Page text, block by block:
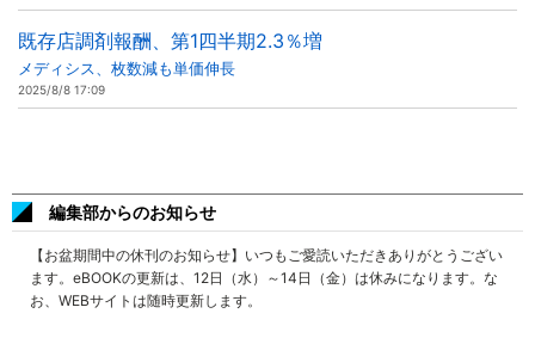
既存店調剤報酬、第1四半期2.3％増
メディシス、枚数減も単価伸長
2025/8/8 17:09
編集部からのお知らせ
【お盆期間中の休刊のお知らせ】いつもご愛読いただきありがとうござい
ます。eBOOKの更新は、12日（水）～14日（金）は休みになります。な
お、WEBサイトは随時更新します。